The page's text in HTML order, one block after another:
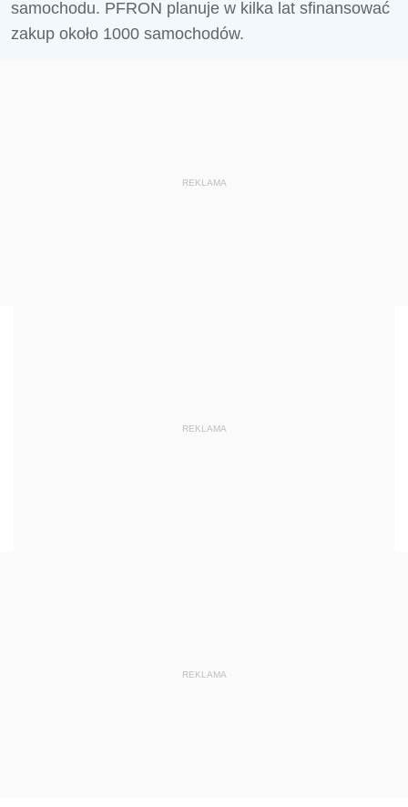
samochodu. PFRON planuje w kilka lat sfinansować
zakup około 1000 samochodów.
REKLAMA
REKLAMA
REKLAMA